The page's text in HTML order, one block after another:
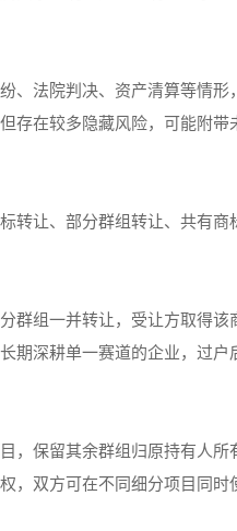
、法院判决、资产清算等情
存在较多隐藏风险，可能附
转让、部分群组转让、共有商
群组一并转让，受让方取得
期深耕单一赛道的企业，过户
，保留其余群组归原持有人
，双方可在不同细分项目同